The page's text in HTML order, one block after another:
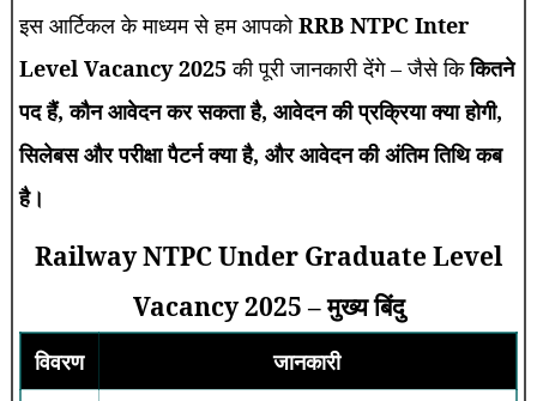
इस आर्टिकल के माध्यम से हम आपकोRRB NTPC Inter
Level Vacancy 2025 की पूरी जानकारी देंगे – जैसे किकितने
पद हैं, कौन आवेदन कर सकता है, आवेदन की प्रक्रिया क्या होगी,
सिलेबस और परीक्षा पैटर्न क्या है, और आवेदन की अंतिम तिथि कब
है।
Railway NTPC Under Graduate Level
Vacancy 2025 – मुख्य बिंदु
विवरण
जानकारी